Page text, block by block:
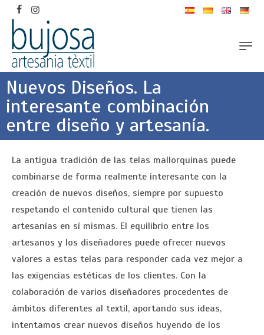
Nuevos Diseños. La
interesante combinación
entre diseño y artesanía.
La antigua tradición de las telas mallorquinas puede
combinarse de forma realmente interesante con la
creación de nuevos diseños, siempre por supuesto
respetando el contenido cultural que tienen las
artesanías en sí mismas. El equilibrio entre los
artesanos y los diseñadores puede ofrecer nuevos
valores a estas telas para responder cada vez mejor a
las exigencias estéticas de los clientes. Con la
colaboración de varios diseñadores procedentes de
ámbitos diferentes al textil, aportando sus ideas,
intentamos crear nuevos diseños huyendo de los